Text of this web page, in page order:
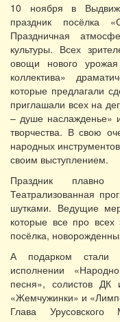
10 ноября в
праздник
Праздничная
культуры. Всех
овощи нового
коллектива»
которые предлагали
приглашали всех на
– душе наслажденье»
творчества. В свою
народных
своим выступлением.
Праздник
Театрализованная
шутками. Ведущие
которые все про
посёлка,
А подарком стали
исполнении
песня», солистов ДК
«Жемчужинки» и
Глава Урусовского